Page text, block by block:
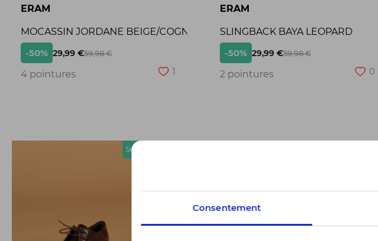
Consentement
ERAM
MOCASSIN JORDANE BEIGE/COGNAC
-50% 29,99 €59,98 €
4 pointures 1
ERAM
SLINGBACK BAYA LEOPARD
-50% 29,99 €59,98 €
2 pointures 0
Seconde chance